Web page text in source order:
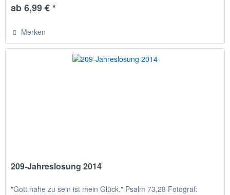
ab 6,99 € *
Merken
209-Jahreslosung 2014
"Gott nahe zu sein ist mein Glück." Psalm 73,28 Fotograf: